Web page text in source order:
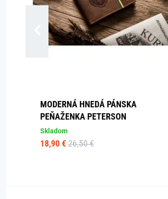
MODERNÁ HNEDÁ PÁNSKA
PEŇAŽENKA PETERSON
Skladom
18,90 € 26,50 €